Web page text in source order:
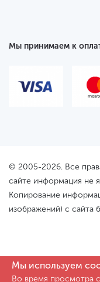
Мы принимаем к
© 2005-2026. Все
сайте информация не
Копирование
изображений) с сайта
Мы используем
Во время просмотра